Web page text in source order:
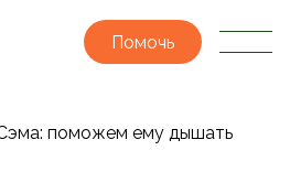
Помочь
поможем ему дышать